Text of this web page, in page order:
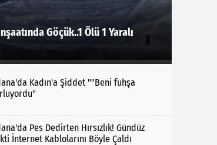
Göçük..1 Ölü 1 Yaralı
Kadın'a Şiddet ""Beni fuhşa
Pes Dedirten Hırsızlık! Gündüz
İnternet Kablolarını Böyle Çaldı